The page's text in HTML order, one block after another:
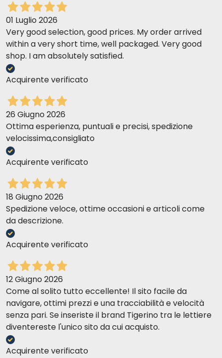
01 Luglio 2026
Very good selection, good prices. My order arrived
within a very short time, well packaged. Very good
shop. I am absolutely satisfied.
Acquirente verificato
26 Giugno 2026
Ottima esperienza, puntuali e precisi, spedizione
velocissima,consigliato
Acquirente verificato
18 Giugno 2026
Spedizione veloce, ottime occasioni e articoli come
da descrizione.
Acquirente verificato
12 Giugno 2026
Come al solito tutto eccellente! Il sito facile da
navigare, ottimi prezzi e una tracciabilità e velocità
senza pari. Se inseriste il brand Tigerino tra le lettiere
diventereste l'unico sito da cui acquisto.
Acquirente verificato